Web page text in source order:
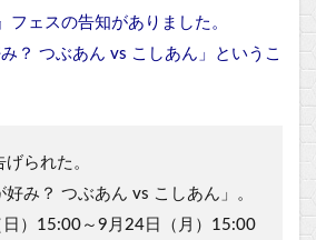
フェスの告知がありました。
？ つぶあん vs こしあん」というこ
られた。
み？ つぶあん vs こしあん」。
）15:00～9月24日（月）15:00